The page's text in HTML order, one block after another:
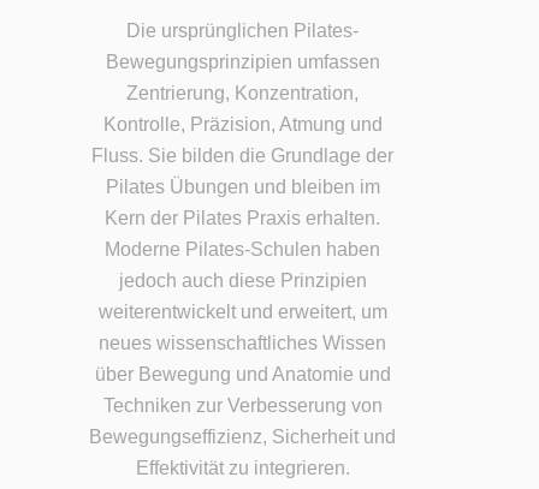
Die ursprünglichen Pilates-
Bewegungsprinzipien umfassen
Zentrierung, Konzentration,
Kontrolle, Präzision, Atmung und
Fluss. Sie bilden die Grundlage der
Pilates Übungen und bleiben im
Kern der Pilates Praxis erhalten.
Moderne Pilates-Schulen haben
jedoch auch diese Prinzipien
weiterentwickelt und erweitert, um
neues wissenschaftliches Wissen
über Bewegung und Anatomie und
Techniken zur Verbesserung von
Bewegungseffizienz, Sicherheit und
Effektivität zu integrieren.